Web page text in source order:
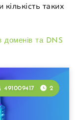
таких
доменів та DNS
491009417 2